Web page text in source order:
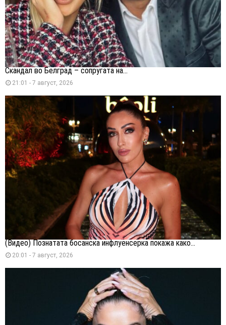
Скандал во Белград – сопругата на...
21:01 - 7 август, 2026
(Видео) Познатата босанска инфлуенсерка покажа како...
20:01 - 7 август, 2026